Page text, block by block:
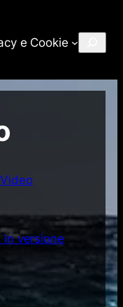
e Cookie
in versione